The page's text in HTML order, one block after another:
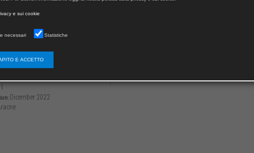
crisi dell’ io/ ruolo al post-human
Dicember 2022
e sui cookie
necessari Statistiche
E ACCETTO